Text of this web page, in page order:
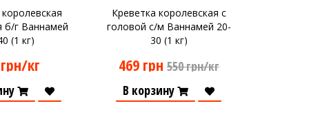
б/г Ваннамей
(1 кг)
кг
Креветка королевская с
головой с/м Ваннамей 20-
30 (1 кг)
469 грн 550 грн/кг
В корзину